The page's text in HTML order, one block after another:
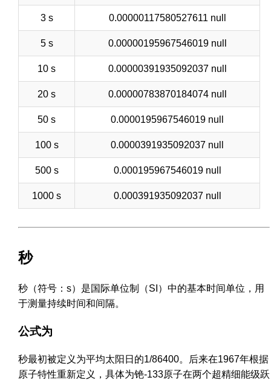
3 s 0.00000117580527611 null
5 s 0.00000195967546019 null
10 s 0.00000391935092037 null
20 s 0.00000783870184074 null
50 s 0.0000195967546019 null
100 s 0.0000391935092037 null
500 s 0.000195967546019 null
1000 s 0.000391935092037 null
秒
秒（符号：s）是国际单位制（SI）中的基本时间单位，用
于测量持续时间和间隔。
公式为
秒最初被定义为平均太阳日的1/86400。后来在1967年根据
原子特性重新定义，具体为铯-133原子在两个超精细能级跃